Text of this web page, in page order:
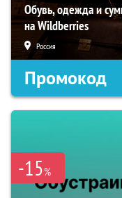
Обувь, одежда и
на Wildberries
Россия
Промокод
-15%